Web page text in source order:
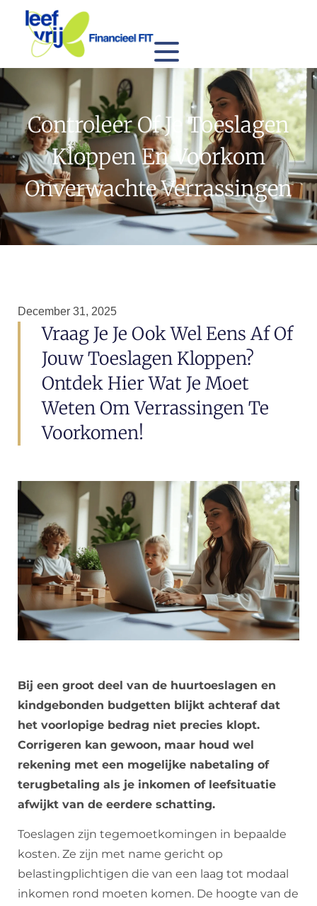
Controleer Of Je Toeslagen
Kloppen En Voorkom
Onverwachte Verrassingen
December 31, 2025
Vraag Je Je Ook Wel Eens Af Of
Jouw Toeslagen Kloppen?
Ontdek Hier Wat Je Moet
Weten Om Verrassingen Te
Voorkomen!
Bij een groot deel van de huurtoeslagen en
kindgebonden budgetten blijkt achteraf dat
het voorlopige bedrag niet precies klopt.
Corrigeren kan gewoon, maar houd wel
rekening met een mogelijke nabetaling of
terugbetaling als je inkomen of leefsituatie
afwijkt van de eerdere schatting.
Toeslagen zijn tegemoetkomingen in bepaalde
kosten. Ze zijn met name gericht op
belastingplichtigen die van een laag tot modaal
inkomen rond moeten komen. De hoogte van de